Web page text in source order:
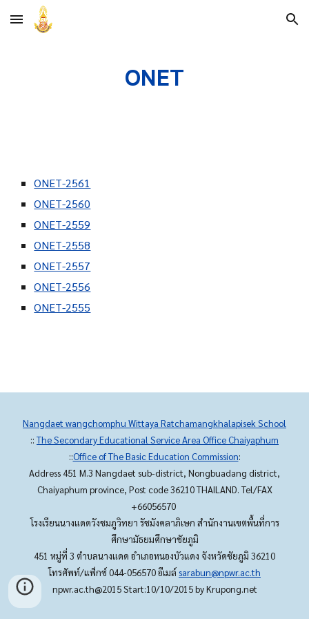
Skip to main content Skip to navigation
ONET
ONET-2561
ONET-2560
ONET-2559
ONET-2558
ONET-2557
ONET-2556
ONET-2555
Nangdaet wangchomphu Wittaya Ratchamangkhalapisek School
:: The Secondary Educational Service Area Office Chaiyaphum
::Office of The Basic Education Commission:
Address 451 M.3 Nangdaet sub-district, Nongbuadang district,
Chaiyaphum province, Post code 36210 THAILAND. Tel/FAX
+66056570
โรงเรียนนางแดดวังชมภูวิทยา รัชมังคลาภิเษก สำนักงานเขตพื้นที่การ
ศึกษามัธยมศึกษาชัยภูมิ
451 หมู่ที่ 3 ตำบลนางแดด อำเภอหนองบัวแดง จังหวัดชัยภูมิ 36210
โทรศัพท์/แฟ็กซ์ 044-056570 อีเมล์ sarabun@npwr.ac.th
npwr.ac.th@2015 Start:10/10/2015 by Krupong.net